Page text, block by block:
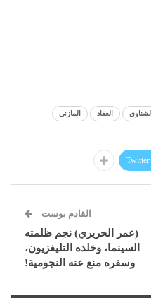
الشناوي العقاد المازني
Twitter
القادم بوست
(عمر الحريري) نجم ظلمته
السينما، وخلده التليفزيون،
وسفره منع عنه النجومية!